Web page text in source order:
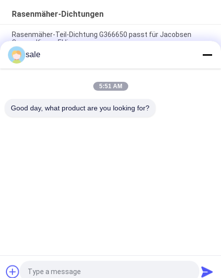
Rasenmäher-Dichtungen
Rasenmäher-Teil-Dichtung G366650 passt für Jacobsen
Greens King u. Eklipse
Grünmäher Siegelring GR92287 passt Deere Bunker und
Feldfahrzeug
Bauteile für Rasenmäher Internal Oil Seal GM91399 Fits Deere
Fordern Sie ein Angebot
sale
5:51 AM
Good day, what product are you looking for?